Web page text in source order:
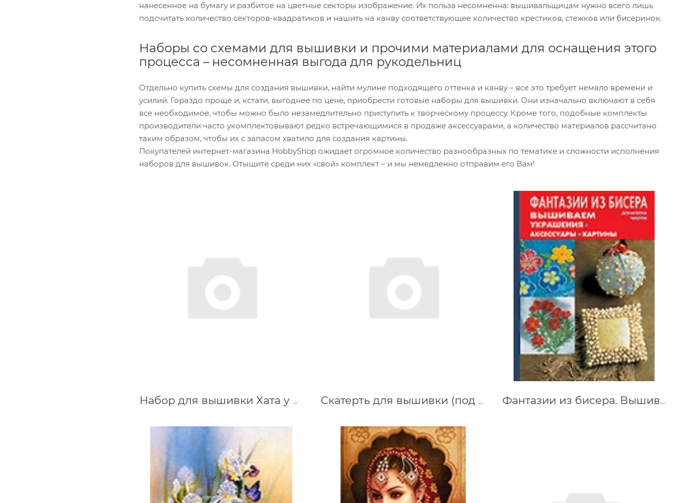
нанесенное на бумагу и разбитое на цветные секторы изображение. Их польза несомненна: вышивальщицам нужно всего лишь
подсчитать количество секторов-квадратиков и нашить на канву соответствующее количество крестиков, стежков или бисеринок.
Наборы со схемами для вышивки и прочими материалами для оснащения этого
процесса – несомненная выгода для рукодельниц
Отдельно купить схемы для создания вышивки, найти мулине подходящего оттенка и канву – все это требует немало времени и
усилий. Гораздо проще и, кстати, выгоднее по цене, приобрести готовые наборы для вышивки. Они изначально включают в себя
все необходимое, чтобы можно было незамедлительно приступить к творческому процессу. Кроме того, подобные комплекты
производители часто укомплектовывают редко встречающимися в продаже аксессуарами, а количество материалов рассчитано
таким образом, чтобы их с запасом хватило для создания картины.
Покупателей интернет-магазина HobbyShop ожидает огромное количество разнообразных по тематике и сложности исполнения
наборов для вышивок. Отыщите среди них «свой» комплект – и мы немедленно отправим его Вам!
Набор для вышивки Хата у пруда Скатерть для вышивки (под лен), 1,5 х 1,5 м Фантазии из бисера. Вышиваем аксессуары, украшения, картины